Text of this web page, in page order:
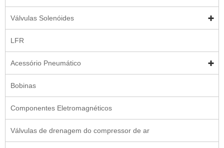
Válvulas Solenóides
LFR
Acessório Pneumático
Bobinas
Componentes Eletromagnéticos
Válvulas de drenagem do compressor de ar